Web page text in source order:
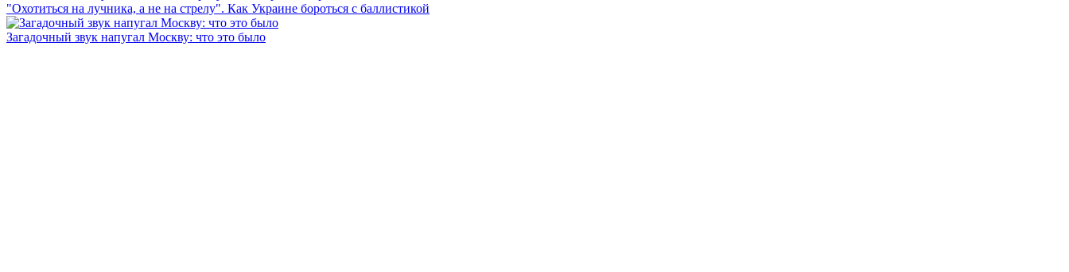
"Охотиться на лучника, а не на стрелу". Как Украине бороться с баллистикой
Загадочный звук напугал Москву: что это было